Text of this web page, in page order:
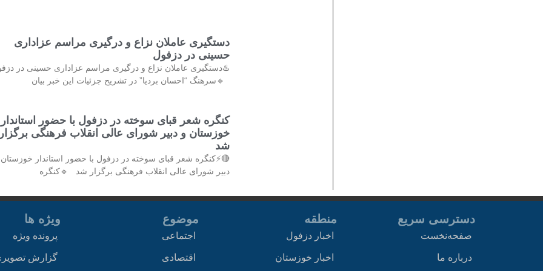
دستگیری عاملان نزاع و درگیری مراسم عزاداری
حسینی در دزفول
♨️دستگیری عاملان نزاع و درگیری مراسم عزاداری حسینی در
🔹سرهنگ “احسان بردیا” در تشریح جزئیات این خبر بیان
کنگره شعر قبای سوخته در دزفول با حضور استاندار
خوزستان و دبیر شورای عالی انقلاب فرهنگی برگزار
شد
🔴⚡کنگره شعر قبای سوخته در دزفول با حضور استاندار
دبیر شورای عالی انقلاب فرهنگی برگزار شد 🔹کنگره
دسترسی سریع
صفحه‌نخست
درباره ما
منطقه
اخبار دزفول
اخبار خوزستان
موضوع
اجتماعی
اقتصادی
ویژه ها
پرونده ویژه
گزارش